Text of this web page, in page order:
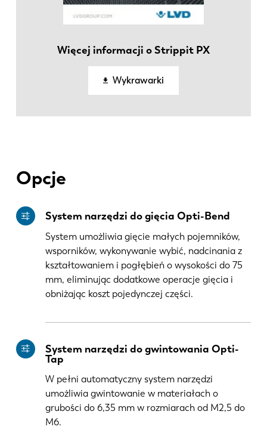
Więcej informacji o Strippit PX
Wykrawarki
Opcje
System narzędzi do gięcia Opti-Bend
System umożliwia gięcie małych pojemników,
wsporników, wykonywanie wybić, nadcinania z
kształtowaniem i pogłębień o wysokości do 75
mm, eliminując dodatkowe operacje gięcia i
obniżając koszt pojedynczej części.
System narzędzi do gwintowania Opti-
Tap
W pełni automatyczny system narzędzi
umożliwia gwintowanie w materiałach o
grubości do 6,35 mm w rozmiarach od M2,5 do
M6.
EN NL
FR EN-US
PL SK